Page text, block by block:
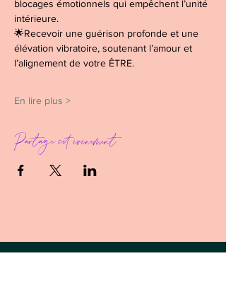
blocages émotionnels qui empêchent l’unité
intérieure.
🌟Recevoir une guérison profonde et une
élévation vibratoire, soutenant l’amour et
l’alignement de votre ÊTRE.
En lire plus >
Partage cet événement